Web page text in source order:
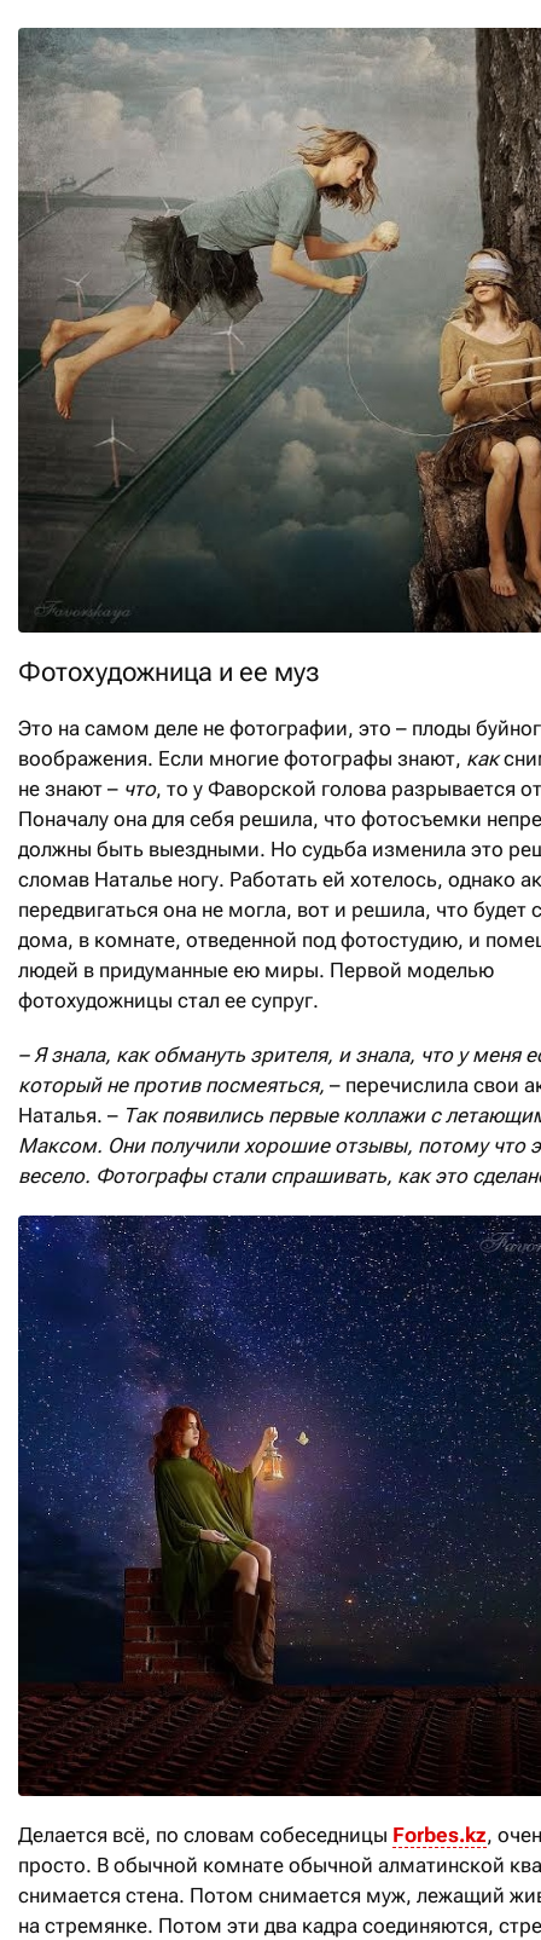
Фотохудожница и ее муз
Это на самом деле не фотографии, это – плоды
воображения. Если многие фотографы знают, как
не знают – что, то у Фаворской голова разрывается
Поначалу она для себя решила, что фотосъемки
должны быть выездными. Но судьба изменила это
сломав Наталье ногу. Работать ей хотелось, однако
передвигаться она не могла, вот и решила, что будет
дома, в комнате, отведенной под фотостудию, и
людей в придуманные ею миры. Первой моделью
фотохудожницы стал ее супруг.
– Я знала, как обмануть зрителя, и знала, что у меня
который не против посмеяться, – перечислила свои
Наталья. – Так появились первые коллажи с
Максом. Они получили хорошие отзывы, потому что
весело. Фотографы стали спрашивать, как это
Делается всё, по словам собеседницы Forbes.kz,
просто. В обычной комнате обычной алматинской
снимается стена. Потом снимается муж, лежащий
на стремянке. Потом эти два кадра соединяются,